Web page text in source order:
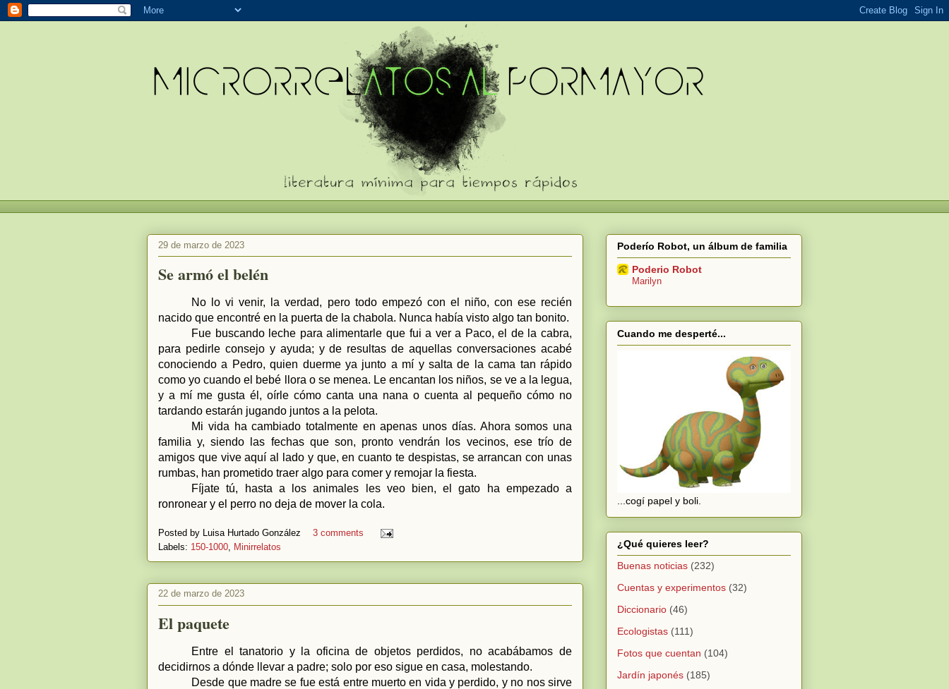
29 de marzo de 2023
Se armó el belén
No lo vi venir, la verdad, pero todo empezó con el niño, con ese recién
nacido que encontré en la puerta de la chabola. Nunca había visto algo tan bonito.
Fue buscando leche para alimentarle que fui a ver a Paco, el de la cabra,
para pedirle consejo y ayuda; y de resultas de aquellas conversaciones acabé
conociendo a Pedro, quien duerme ya junto a mí y salta de la cama tan rápido
como yo cuando el bebé llora o se menea. Le encantan los niños, se ve a la legua,
y a mí me gusta él, oírle cómo canta una nana o cuenta al pequeño cómo no
tardando estarán jugando juntos a la pelota.
Mi vida ha cambiado totalmente en apenas unos días. Ahora somos una
familia y, siendo las fechas que son, pronto vendrán los vecinos, ese trío de
amigos que vive aquí al lado y que, en cuanto te despistas, se arrancan con unas
rumbas, han prometido traer algo para comer y remojar la fiesta.
Fíjate tú, hasta a los animales les veo bien, el gato ha empezado a
ronronear y el perro no deja de mover la cola.
Posted by Luisa Hurtado González
3 comments
Labels: 150-1000 Minirrelatos
22 de marzo de 2023
El paquete
Entre el tanatorio y la oficina de objetos perdidos, no acabábamos de
decidirnos a dónde llevar a padre; solo por eso sigue en casa, molestando.
Desde que madre se fue está entre muerto en vida y perdido, y no nos sirve
Poderío Robot, un álbum de familia
Poderio Robot
Marilyn
Cuando me desperté...
...cogí papel y boli.
¿Qué quieres leer?
Buenas noticias (232)
Cuentas y experimentos (32)
Diccionario (46)
Ecologistas (111)
Fotos que cuentan (104)
Jardín japonés (185)